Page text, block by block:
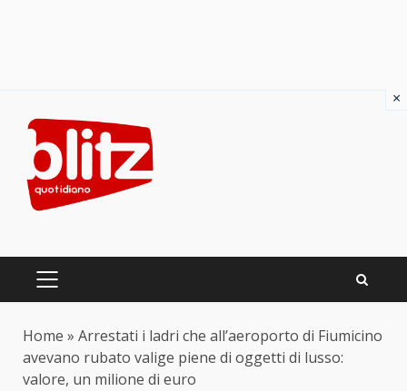
content
PRIMARY
Home » Arrestati i ladri che all’aeroporto di Fiumicino
avevano rubato valige piene di oggetti di lusso:
valore, un milione di euro
×